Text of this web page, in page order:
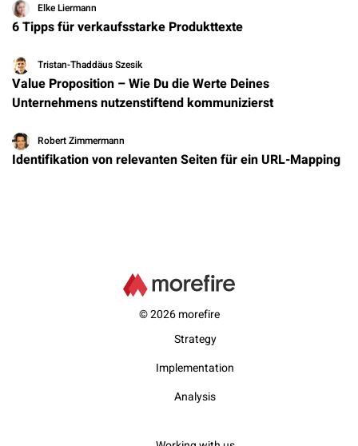
Elke Liermann
6 Tipps für verkaufsstarke Produkttexte
Tristan-Thaddäus Szesik
Value Proposition – Wie Du die Werte Deines
Unternehmens nutzenstiftend kommunizierst
Robert Zimmermann
Identifikation von relevanten Seiten für ein URL-Mapping
© 2026 morefire
Strategy
Implementation
Analysis